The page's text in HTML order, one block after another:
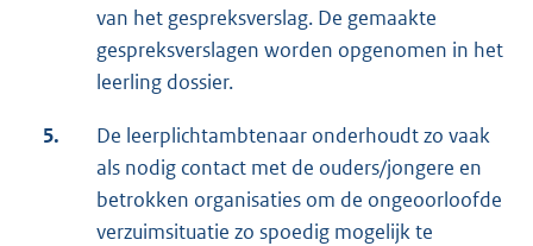
van het gespreksverslag. De gemaakte
gespreksverslagen worden opgenomen in het
leerling dossier.
5.
De leerplichtambtenaar onderhoudt zo vaak
als nodig contact met de ouders/jongere en
betrokken organisaties om de ongeoorloofde
verzuimsituatie zo spoedig mogelijk te